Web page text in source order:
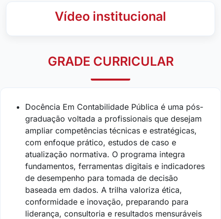
Vídeo institucional
GRADE CURRICULAR
Docência Em Contabilidade Pública é uma pós-
graduação voltada a profissionais que desejam
ampliar competências técnicas e estratégicas,
com enfoque prático, estudos de caso e
atualização normativa. O programa integra
fundamentos, ferramentas digitais e indicadores
de desempenho para tomada de decisão
baseada em dados. A trilha valoriza ética,
conformidade e inovação, preparando para
liderança, consultoria e resultados mensuráveis